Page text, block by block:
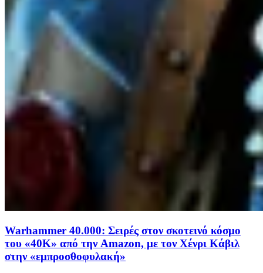
Warhammer 40.000: Σειρές στον σκοτεινό κόσμο
του «40Κ» από την Amazon, με τον Χένρι Κάβιλ
στην «εμπροσθοφυλακή»